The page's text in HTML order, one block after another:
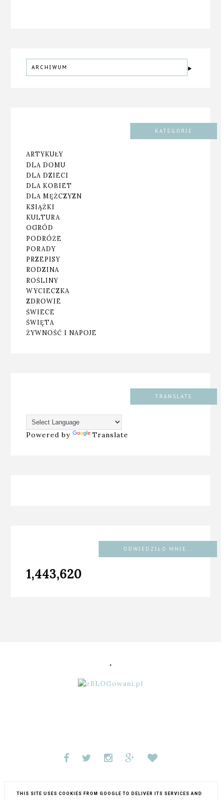
ARCHIWUM
KATEGORIE
ARTYKUŁY
DLA DOMU
DLA DZIECI
DLA KOBIET
DLA MĘŻCZYZN
KSIĄŻKI
KULTURA
OGRÓD
PODRÓŻE
PORADY
PRZEPISY
RODZINA
ROŚLINY
WYCIECZKA
ZDROWIE
ŚWIECE
ŚWIĘTA
ŻYWNOŚĆ I NAPOJE
TRANSLATE
Powered by Translate
ODWIEDZIŁO MNIE...
1,443,620
.
KAROGRAFIA.PL
THIS SITE USES COOKIES FROM GOOGLE TO DELIVER ITS SERVICES AND